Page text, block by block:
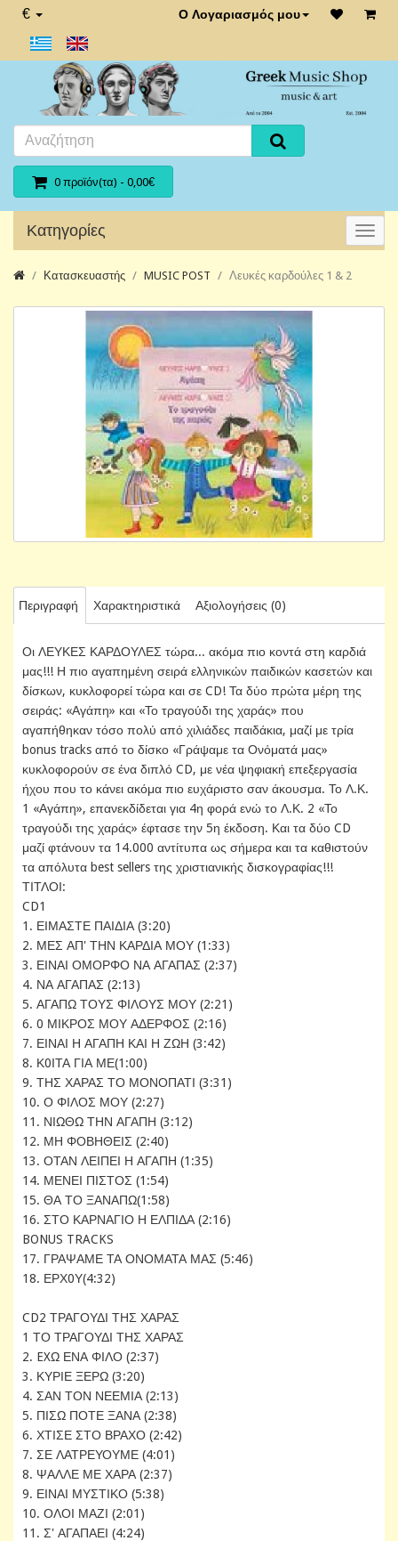
€ Ο Λογαριασμός μου
0 προϊόν(τα) - 0,00€
Κατηγορίες
Κατασκευαστής MUSIC POST Λευκές καρδούλες 1 & 2
Περιγραφή Χαρακτηριστικά Αξιολογήσεις (0)
Οι ΛΕΥΚΕΣ ΚΑΡΔΟΥΛΕΣ τώρα... ακόμα πιο κοντά στη καρδιά
μας!!! Η πιο αγαπημένη σειρά ελληνικών παιδικών κασετών και
δίσκων, κυκλοφορεί τώρα και σε CD! Τα δύο πρώτα μέρη της
σειράς: «Αγάπη» και «Το τραγούδι της χαράς» που
αγαπήθηκαν τόσο πολύ από χιλιάδες παιδάκια, μαζί με τρία
bonus tracks από το δίσκο «Γράψαμε τα Ονόματά μας»
κυκλοφορούν σε ένα διπλό CD, με νέα ψηφιακή επεξεργασία
ήχου που το κάνει ακόμα πιο ευχάριστο σαν άκουσμα. Το Λ.Κ.
1 «Αγάπη», επανεκδίδεται για 4η φορά ενώ το Λ.Κ. 2 «Το
τραγούδι της χαράς» έφτασε την 5η έκδοση. Και τα δύο CD
μαζί φτάνουν τα 14.000 αντίτυπα ως σήμερα και τα καθιστούν
τα απόλυτα best sellers της χριστιανικής δισκογραφίας!!!
ΤΙΤΛΟΙ:
CD1
1. ΕΙΜΑΣΤΕ ΠΑΙΔΙΑ (3:20)
2. ΜΕΣ ΑΠ' ΤΗΝ ΚΑΡΔΙΑ ΜΟΥ (1:33)
3. ΕΙΝΑΙ ΟΜΟΡΦΟ ΝΑ ΑΓΑΠΑΣ (2:37)
4. ΝΑ ΑΓΑΠΑΣ (2:13)
5. ΑΓΑΠΩ ΤΟΥΣ ΦΙΛΟΥΣ ΜΟΥ (2:21)
6. 0 ΜΙΚΡΟΣ ΜΟΥ ΑΔΕΡΦΟΣ (2:16)
7. ΕΙΝΑΙ Η ΑΓΑΠΗ ΚΑΙ Η ΖΩΗ (3:42)
8. Κ0ΙΤΑ ΓΙΑ ΜΕ(1:00)
9. ΤΗΣ ΧΑΡΑΣ ΤΟ ΜΟΝΟΠΑΤΙ (3:31)
10. Ο ΦΙΛΟΣ ΜΟΥ (2:27)
11. ΝΙΩΘΩ ΤΗΝ ΑΓΑΠΗ (3:12)
12. ΜΗ ΦΟΒΗΘΕΙΣ (2:40)
13. ΟΤΑΝ ΛΕΙΠΕΙ Η ΑΓΑΠΗ (1:35)
14. ΜΕΝΕΙ ΠΙΣΤΟΣ (1:54)
15. ΘΑ ΤΟ ΞΑΝΑΠΩ(1:58)
16. ΣΤΟ ΚΑΡΝΑΓΙΟ Η ΕΛΠΙΔΑ (2:16)
BONUS TRACKS
17. ΓΡΑΨΑΜΕ ΤΑ ΟΝΟΜΑΤΑ ΜΑΣ (5:46)
18. ΕΡΧ0Υ(4:32)
CD2 ΤΡΑΓΟΥΔΙ ΤΗΣ ΧΑΡΑΣ
1 ΤΟ ΤΡΑΓΟΥΔΙ ΤΗΣ ΧΑΡΑΣ
2. EXΩ ΕΝΑ ΦΙΛΟ (2:37)
3. ΚΥΡΙΕ ΞΕΡΩ (3:20)
4. ΣΑΝ ΤΟΝ ΝΕΕΜΙΑ (2:13)
5. ΠΙΣΩ ΠΟΤΕ ΞΑΝΑ (2:38)
6. ΧΤΙΣΕ ΣΤΟ ΒΡΑΧΟ (2:42)
7. ΣΕ ΛΑΤΡΕΥΟΥΜΕ (4:01)
8. ΨΑΛΛΕ ΜΕ ΧΑΡΑ (2:37)
9. ΕΙΝΑΙ ΜΥΣΤΙΚΟ (5:38)
10. ΟΛΟΙ ΜΑΖΙ (2:01)
11. Σ' ΑΓΑΠΑΕΙ (4:24)